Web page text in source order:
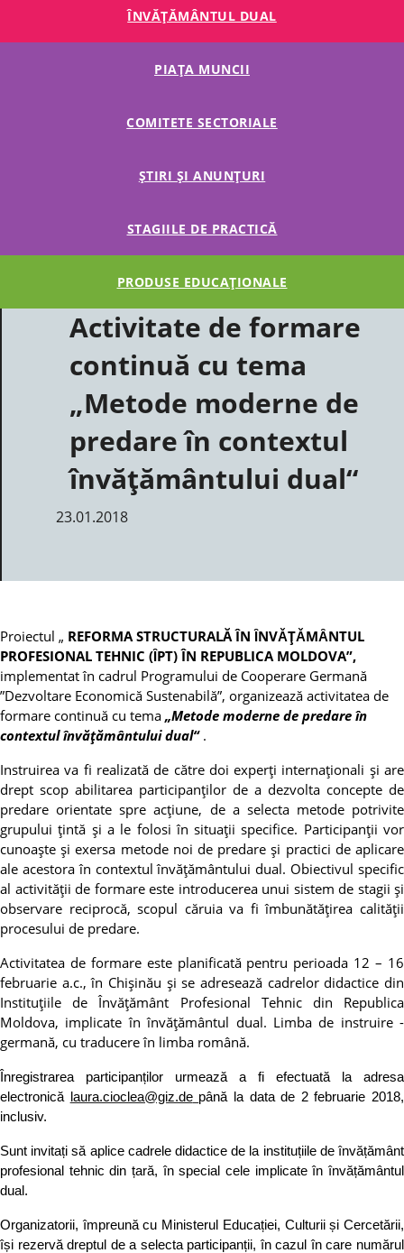
ÎNVĂŢĂMÂNTUL DUAL
PIAȚA MUNCII
COMITETE SECTORIALE
ȘTIRI ȘI ANUNȚURI
STAGIILE DE PRACTICĂ
PRODUSE EDUCAȚIONALE
Activitate de formare
continuă cu tema
„Metode moderne de
predare în contextul
învățământului dual“
23.01.2018
Proiectul „ REFORMA STRUCTURALĂ ÎN ȊNVǍŢǍMȂNTUL
PROFESIONAL TEHNIC (ȊPT) ÎN REPUBLICA MOLDOVA”,
implementat în cadrul Programului de Cooperare Germană
”Dezvoltare Economică Sustenabilă”, organizează activitatea de
formare continuă cu tema „Metode moderne de predare în
contextul învățământului dual“ .
Instruirea va fi realizată de către doi experți internaționali și are
drept scop abilitarea participanților de a dezvolta concepte de
predare orientate spre acțiune, de a selecta metode potrivite
grupului țintă și a le folosi în situații specifice. Participanții vor
cunoaște și exersa metode noi de predare și practici de aplicare
ale acestora în contextul învățământului dual. Obiectivul specific
al activității de formare este introducerea unui sistem de stagii și
observare reciprocă, scopul căruia va fi îmbunătățirea calității
procesului de predare.
Activitatea de formare este planificată pentru perioada 12 – 16
februarie a.c., în Chișinău și se adresează cadrelor didactice din
Instituțiile de Învățământ Profesional Tehnic din Republica
Moldova, implicate în învățământul dual. Limba de instruire -
germană, cu traducere în limba română.
Înregistrarea participanților urmează a fi efectuată la adresa
electronică laura.cioclea@giz.de până la data de 2 februarie 2018,
inclusiv.
Sunt invitați să aplice cadrele didactice de la instituțiile de învățământ
profesional tehnic din țară, în special cele implicate în învățământul
dual.
Organizatorii, împreună cu Ministerul Educației, Culturii și Cercetării,
își rezervă dreptul de a selecta participanții, în cazul în care numărul